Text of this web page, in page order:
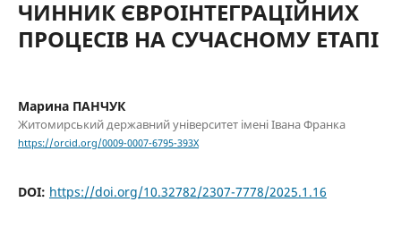
ЧИННИК ЄВРОІНТЕГРАЦІЙНИХ
ПРОЦЕСІВ НА СУЧАСНОМУ ЕТАПІ
Марина ПАНЧУК
Житомирський державний університет імені Івана Франка
https://orcid.org/0009-0007-6795-393X
DOI: https://doi.org/10.32782/2307-7778/2025.1.16